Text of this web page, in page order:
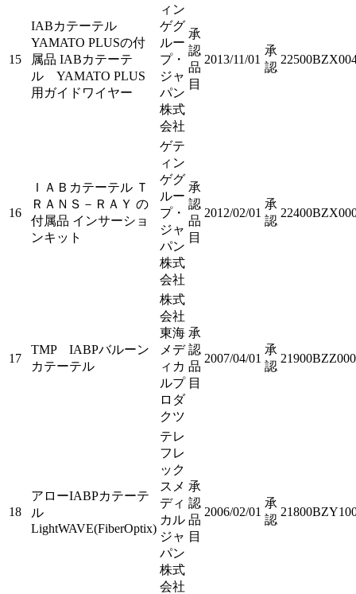
15
IABカテーテル
YAMATO PLUSの付
属品 IABカテーテ
ル YAMATO PLUS
用ガイドワイヤー
ィン
ゲグ
ルー
プ・
ジャ
パン
株式
会社
承
認
品
目
2013/11/01
承
認
16
ＩＡＢカテーテル Ｔ
ＲＡＮＳ－ＲＡＹ の
付属品 インサーショ
ンキット
ゲテ
ィン
ゲグ
ルー
プ・
ジャ
パン
株式
会社
承
認
品
目
2012/02/01
承
認
17
TMP IABPバルーン
カテーテル
株式
会社
東海
メデ
ィカ
ルプ
ロダ
クツ
承
認
品
目
2007/04/01
承
認
18
アローIABPカテーテ
ル
LightWAVE(FiberOptix)
テレ
フレ
ック
スメ
ディ
カル
ジャ
パン
株式
会社
承
認
品
目
2006/02/01
承
認